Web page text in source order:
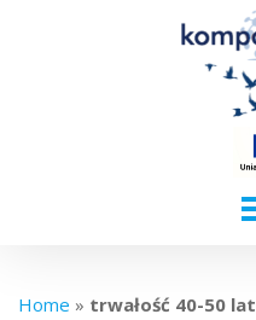
Home » trwałość 40-50 lat